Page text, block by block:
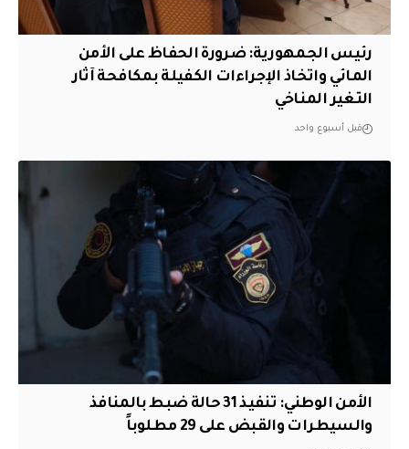
رئيس الجمهورية: ضرورة الحفاظ على الأمن
المائي واتخاذ الإجراءات الكفيلة بمكافحة آثار
التغير المناخي
قبل أسبوع واحد
الأمن الوطني: تنفيذ 31 حالة ضبط بالمنافذ
والسيطرات والقبض على 29 مطلوباً